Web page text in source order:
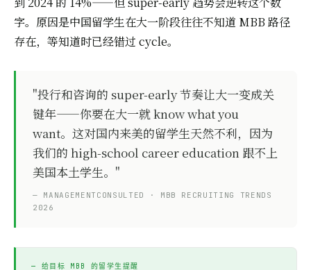
字。原因是中国留学生在大一阶段往往不知道 MBB 路径
存在，等知道时已经错过 cycle。
"投行和咨询的 super-early 节奏让大一变成关
键年——你要在大一就 know what you
want。这对国内来美的留学生天然不利，因为
我们的 high-school career education 跟不上
美国本土学生。"
— MANAGEMENTCONSULTED · MBB RECRUITING TRENDS
2026
— 给目标 MBB 的留学生提醒